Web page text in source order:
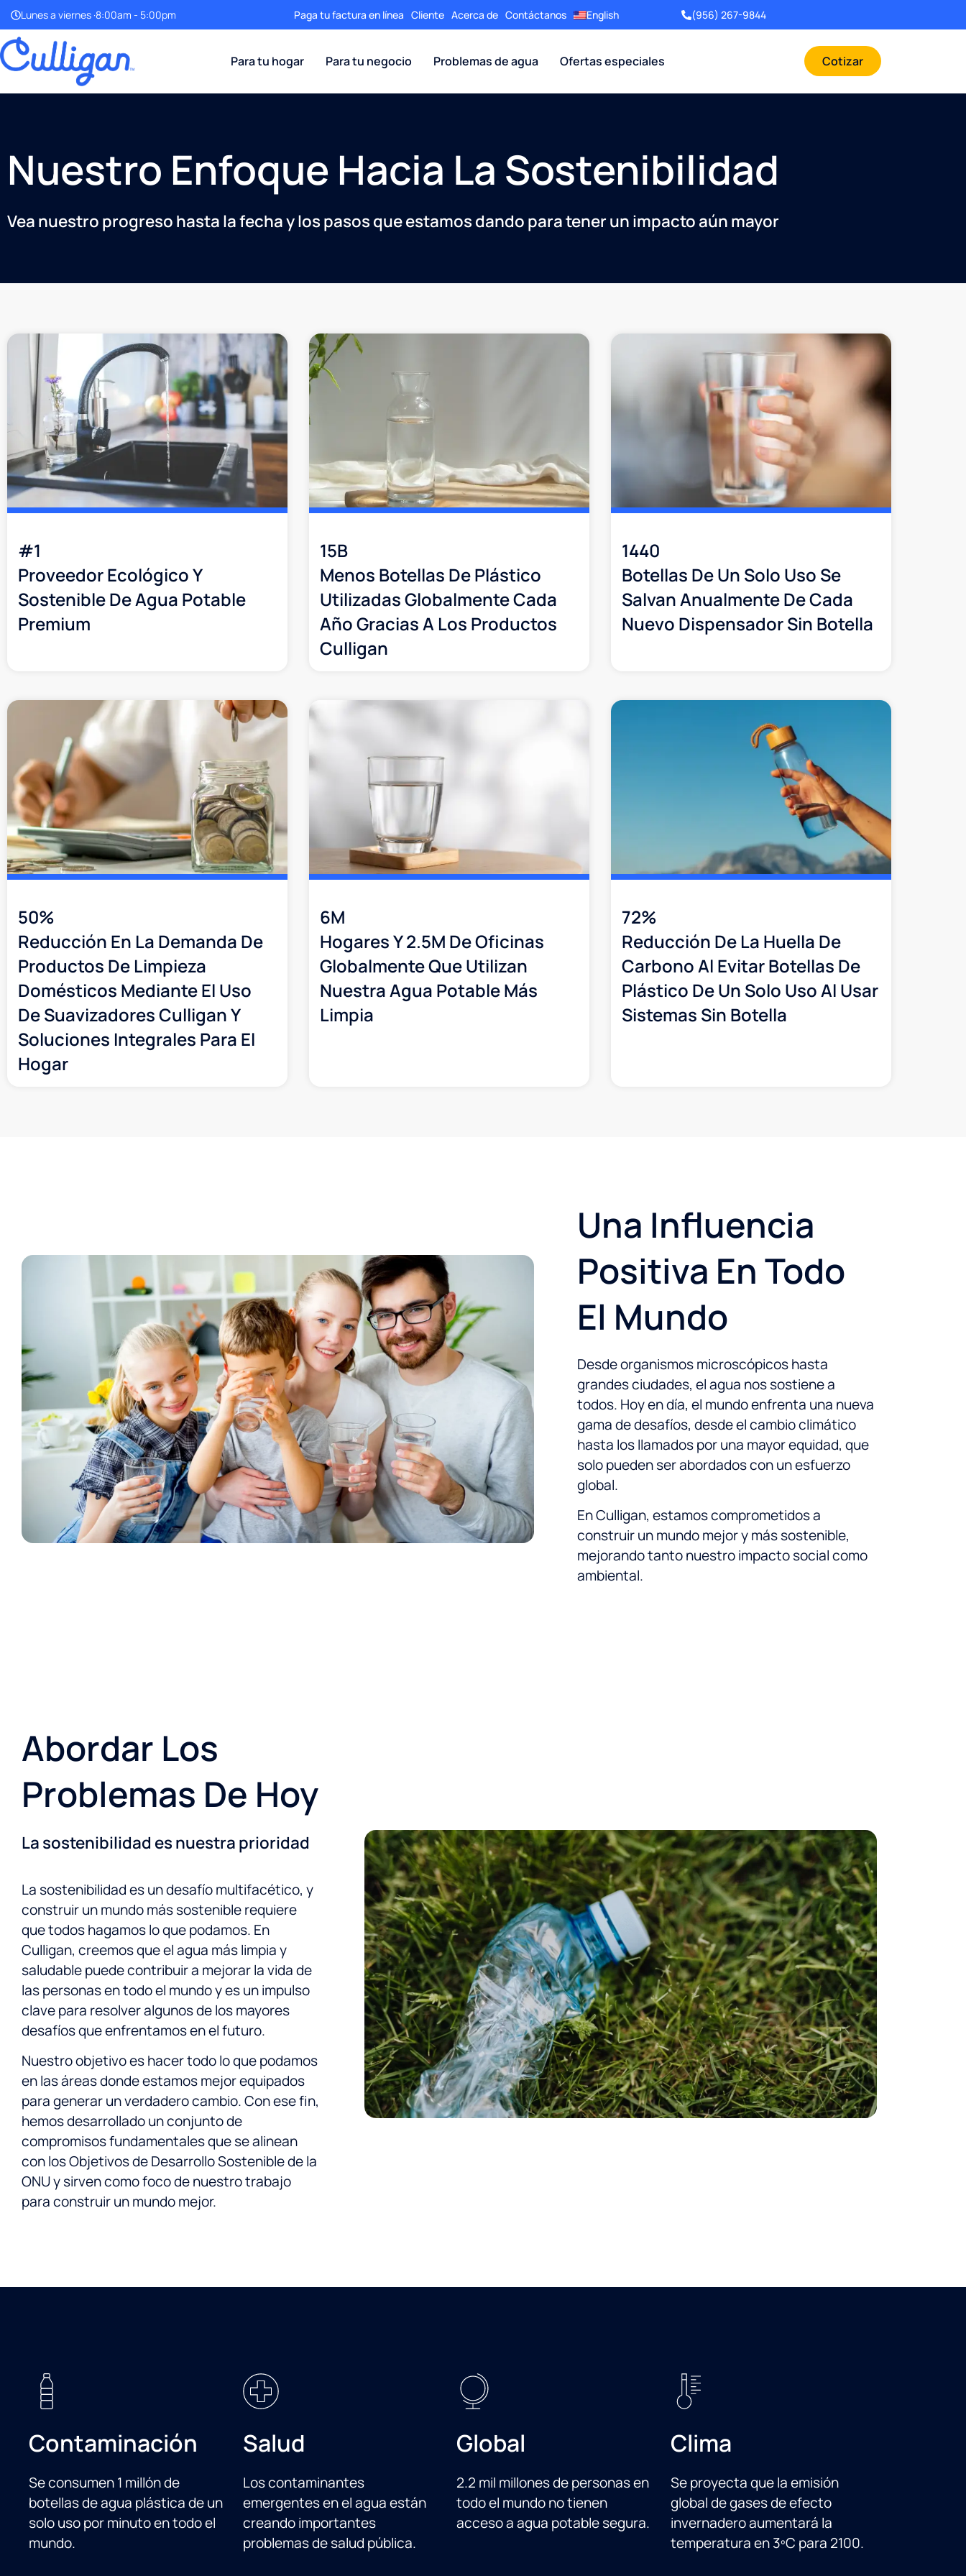
Lunes a viernes ·8:00am - 5:00pm Paga tu factura en línea Cliente Acerca de Contáctanos English (956) 267-9844
Para tu hogar Para tu negocio Problemas de agua Ofertas especiales Cotizar
Nuestro Enfoque Hacia La Sostenibilidad
Vea nuestro progreso hasta la fecha y los pasos que estamos dando para tener un impacto aún mayor
#1
Proveedor Ecológico Y
Sostenible De Agua Potable
Premium
15B
Menos Botellas De Plástico
Utilizadas Globalmente Cada
Año Gracias A Los Productos
Culligan
1440
Botellas De Un Solo Uso Se
Salvan Anualmente De Cada
Nuevo Dispensador Sin Botella
50%
Reducción En La Demanda De
Productos De Limpieza
Domésticos Mediante El Uso
De Suavizadores Culligan Y
Soluciones Integrales Para El
Hogar
6M
Hogares Y 2.5M De Oficinas
Globalmente Que Utilizan
Nuestra Agua Potable Más
Limpia
72%
Reducción De La Huella De
Carbono Al Evitar Botellas De
Plástico De Un Solo Uso Al Usar
Sistemas Sin Botella
Una Influencia
Positiva En Todo
El Mundo
Desde organismos microscópicos hasta
grandes ciudades, el agua nos sostiene a
todos. Hoy en día, el mundo enfrenta una nueva
gama de desafíos, desde el cambio climático
hasta los llamados por una mayor equidad, que
solo pueden ser abordados con un esfuerzo
global.
En Culligan, estamos comprometidos a
construir un mundo mejor y más sostenible,
mejorando tanto nuestro impacto social como
ambiental.
Abordar Los
Problemas De Hoy
La sostenibilidad es nuestra prioridad
La sostenibilidad es un desafío multifacético, y
construir un mundo más sostenible requiere
que todos hagamos lo que podamos. En
Culligan, creemos que el agua más limpia y
saludable puede contribuir a mejorar la vida de
las personas en todo el mundo y es un impulso
clave para resolver algunos de los mayores
desafíos que enfrentamos en el futuro.
Nuestro objetivo es hacer todo lo que podamos
en las áreas donde estamos mejor equipados
para generar un verdadero cambio. Con ese fin,
hemos desarrollado un conjunto de
compromisos fundamentales que se alinean
con los Objetivos de Desarrollo Sostenible de la
ONU y sirven como foco de nuestro trabajo
para construir un mundo mejor.
Contaminación
Se consumen 1 millón de
botellas de agua plástica de un
solo uso por minuto en todo el
mundo.
Salud
Los contaminantes
emergentes en el agua están
creando importantes
problemas de salud pública.
Global
2.2 mil millones de personas en
todo el mundo no tienen
acceso a agua potable segura.
Clima
Se proyecta que la emisión
global de gases de efecto
invernadero aumentará la
temperatura en 3ºC para 2100.